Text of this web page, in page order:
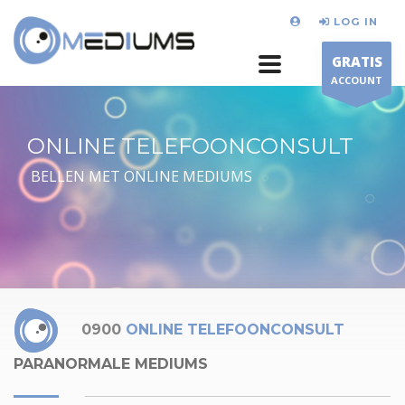
LOG IN
GRATIS
ACCOUNT
ONLINE TELEFOONCONSULT
BELLEN MET ONLINE MEDIUMS
0900 ONLINE TELEFOONCONSULT
PARANORMALE MEDIUMS